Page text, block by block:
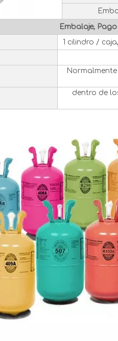
Embalaje,
1 cilindro /
dentro de